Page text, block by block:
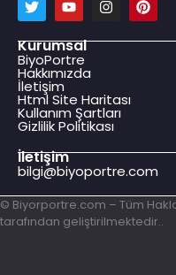
Kurumsal
BiyoPortre
Hakkımızda
İletişim
Html Site Haritası
Kullanım Şartları
Gizlilik Politikası
İletişim
bilgi@biyoportre.com
© Biyorportre.com – Tüm
tarafından geliştirilmektedir..